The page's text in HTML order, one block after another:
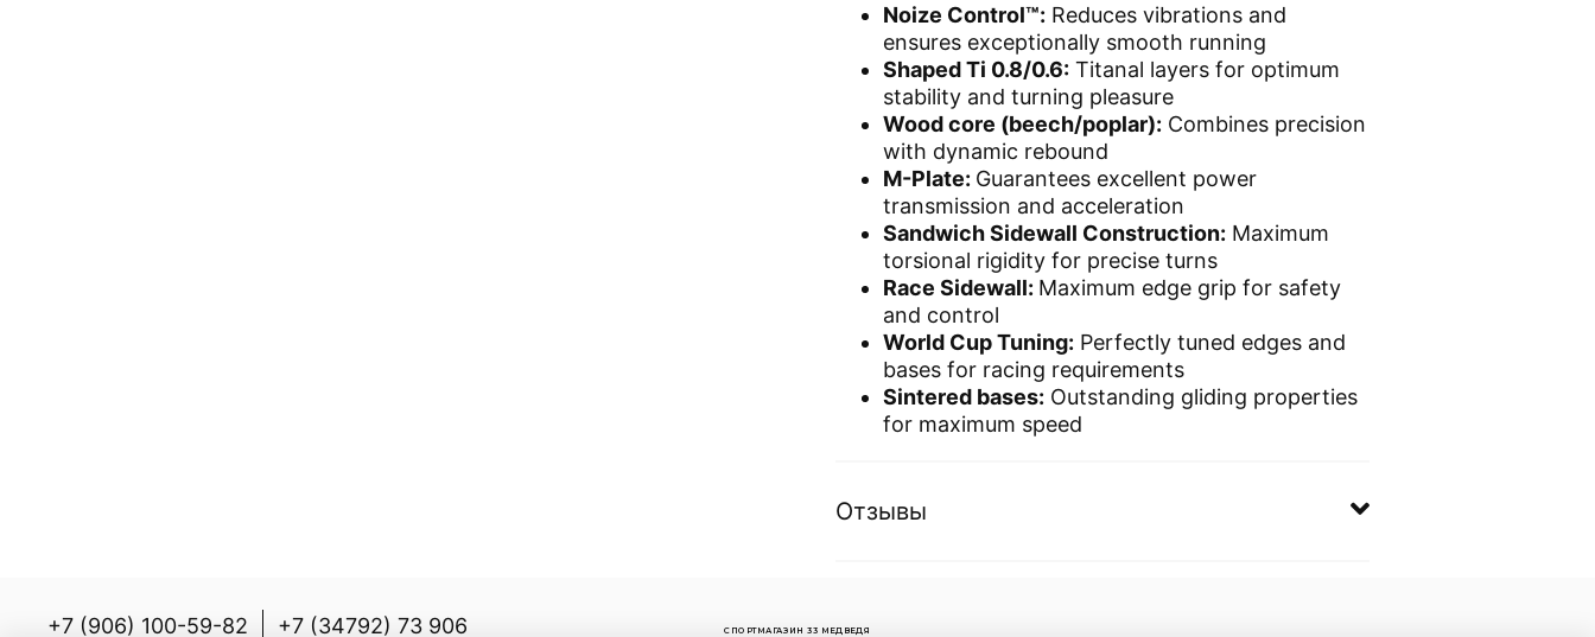
Noize Control™: Reduces vibrations and
ensures exceptionally smooth running
Shaped Ti 0.8/0.6: Titanal layers for optimum
stability and turning pleasure
Wood core (beech/poplar): Combines precision
with dynamic rebound
M-Plate: Guarantees excellent power
transmission and acceleration
Sandwich Sidewall Construction: Maximum
torsional rigidity for precise turns
Race Sidewall: Maximum edge grip for safety
and control
World Cup Tuning: Perfectly tuned edges and
bases for racing requirements
Sintered bases: Outstanding gliding properties
for maximum speed
Отзывы
+7 (906) 100-59-82 +7 (34792) 73 906 СПОРТМАГАЗИН 33 МЕДВЕДЯ